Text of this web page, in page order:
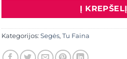
Į KREPŠELĮ
Kategorijos: Segės, Tu Faina